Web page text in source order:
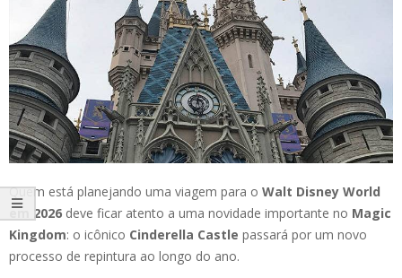
Quem está planejando uma viagem para o Walt Disney World
em 2026 deve ficar atento a uma novidade importante no Magic
Kingdom: o icônico Cinderella Castle passará por um novo
processo de repintura ao longo do ano.